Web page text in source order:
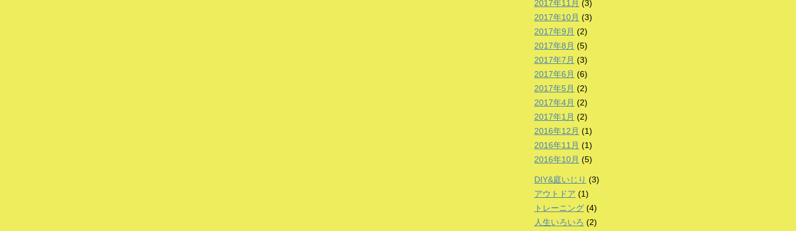
2017年11月 (3)
2017年10月 (3)
2017年9月 (2)
2017年8月 (5)
2017年7月 (3)
2017年6月 (6)
2017年5月 (2)
2017年4月 (2)
2017年1月 (2)
2016年12月 (1)
2016年11月 (1)
2016年10月 (5)
DIY&庭いじり (3)
アウトドア (1)
トレーニング (4)
人生いろいろ (2)